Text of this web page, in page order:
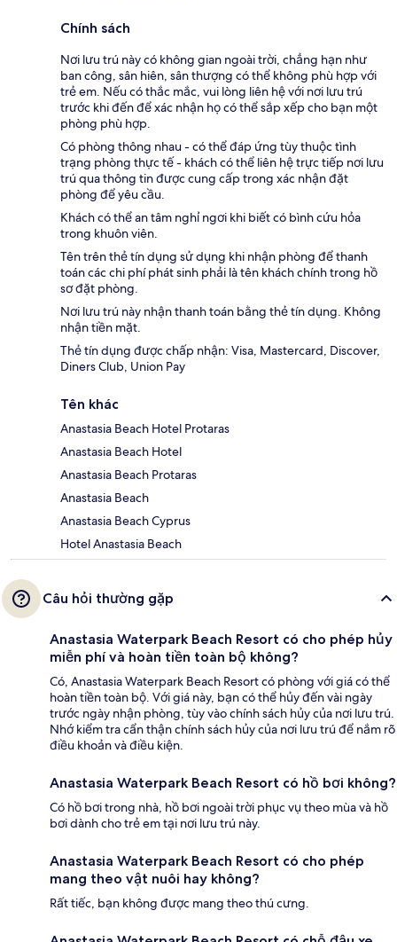
Chính sách
Nơi lưu trú này có không gian ngoài trời, chẳng hạn như
ban công, sân hiên, sân thượng có thể không phù hợp với
trẻ em. Nếu có thắc mắc, vui lòng liên hệ với nơi lưu trú
trước khi đến để xác nhận họ có thể sắp xếp cho bạn một
phòng phù hợp.
Có phòng thông nhau - có thể đáp ứng tùy thuộc tình
trạng phòng thực tế - khách có thể liên hệ trực tiếp nơi lưu
trú qua thông tin được cung cấp trong xác nhận đặt
phòng để yêu cầu.
Khách có thể an tâm nghỉ ngơi khi biết có bình cứu hỏa
trong khuôn viên.
Tên trên thẻ tín dụng sử dụng khi nhận phòng để thanh
toán các chi phí phát sinh phải là tên khách chính trong hồ
sơ đặt phòng.
Nơi lưu trú này nhận thanh toán bằng thẻ tín dụng. Không
nhận tiền mặt.
Thẻ tín dụng được chấp nhận: Visa, Mastercard, Discover,
Diners Club, Union Pay
Tên khác
Anastasia Beach Hotel Protaras
Anastasia Beach Hotel
Anastasia Beach Protaras
Anastasia Beach
Anastasia Beach Cyprus
Hotel Anastasia Beach
Câu hỏi thường gặp
Anastasia Waterpark Beach Resort có cho phép hủy
miễn phí và hoàn tiền toàn bộ không?
Có, Anastasia Waterpark Beach Resort có phòng với giá có thể
hoàn tiền toàn bộ. Với giá này, bạn có thể hủy đến vài ngày
trước ngày nhận phòng, tùy vào chính sách hủy của nơi lưu trú.
Nhớ kiểm tra cẩn thận chính sách hủy của nơi lưu trú để nắm rõ
điều khoản và điều kiện.
Anastasia Waterpark Beach Resort có hồ bơi không?
Có hồ bơi trong nhà, hồ bơi ngoài trời phục vụ theo mùa và hồ
bơi dành cho trẻ em tại nơi lưu trú này.
Anastasia Waterpark Beach Resort có cho phép
mang theo vật nuôi hay không?
Rất tiếc, bạn không được mang theo thú cưng.